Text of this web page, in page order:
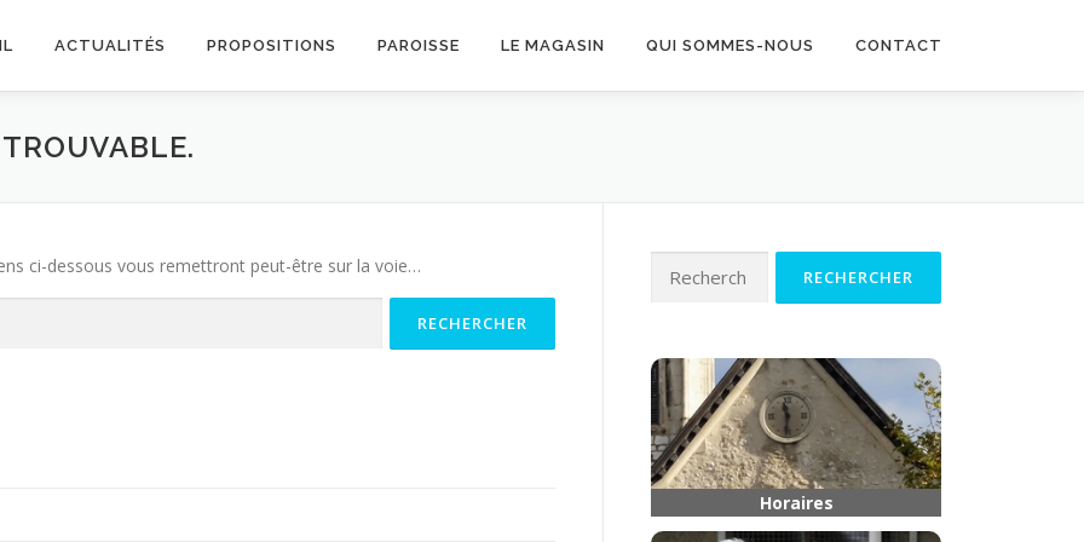
ACTUALITÉS PROPOSITIONS PAROISSE LE MAGASIN QUI SOMMES-NOUS CONTACT
ci-dessous vous remettront peut-être sur la voie… Rechercher :
Horaires